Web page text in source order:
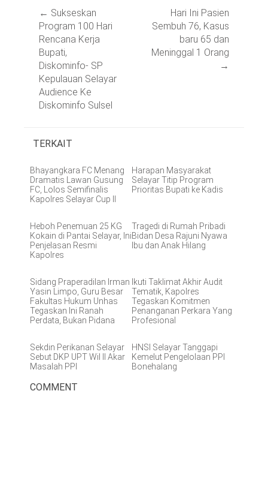
navigation
← Sukseskan
Program 100 Hari
Rencana Kerja
Bupati,
Diskominfo- SP
Kepulauan Selayar
Audience Ke
Diskominfo Sulsel
Hari Ini Pasien
Sembuh 76, Kasus
baru 65 dan
Meninggal 1 Orang
→
TERKAIT
Bhayangkara FC Menang
Dramatis Lawan Gusung
FC, Lolos Semifinalis
Kapolres Selayar Cup II
Harapan Masyarakat
Selayar Titip Program
Prioritas Bupati ke Kadis
Heboh Penemuan 25 KG
Kokain di Pantai Selayar, Ini
Penjelasan Resmi
Kapolres
Tragedi di Rumah Pribadi
Bidan Desa Rajuni Nyawa
Ibu dan Anak Hilang
Sidang Praperadilan Irman
Yasin Limpo, Guru Besar
Fakultas Hukum Unhas
Tegaskan Ini Ranah
Perdata, Bukan Pidana
Ikuti Taklimat Akhir Audit
Tematik, Kapolres
Tegaskan Komitmen
Penanganan Perkara Yang
Profesional
Sekdin Perikanan Selayar
Sebut DKP UPT Wil II Akar
Masalah PPI
HNSI Selayar Tanggapi
Kemelut Pengelolaan PPI
Bonehalang
COMMENT